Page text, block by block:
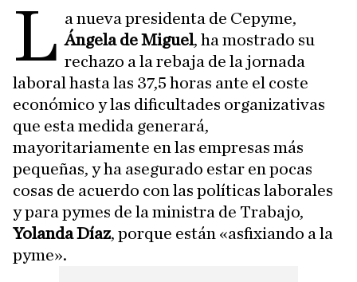
L a nueva presidenta de Cepyme,
Ángela de Miguel, ha mostrado su
rechazo a la rebaja de la jornada
laboral hasta las 37,5 horas ante el coste
económico y las dificultades organizativas
que esta medida generará,
mayoritariamente en las empresas más
pequeñas, y ha asegurado estar en pocas
cosas de acuerdo con las políticas laborales
y para pymes de la ministra de Trabajo,
Yolanda Díaz, porque están «asfixiando a la
pyme».